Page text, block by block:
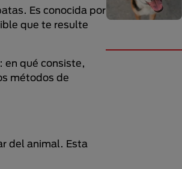
Es conocida por
que te resulte
en qué consiste,
métodos de
del animal. Esta